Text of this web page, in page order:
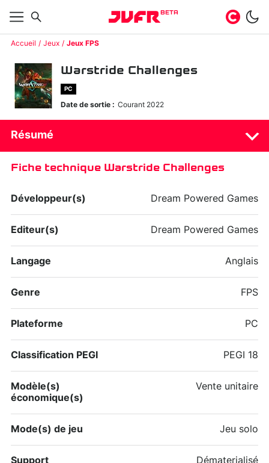
BETA
Accueil Jeux Jeux FPS
Warstride Challenges
PC
Date de sortie : Courant 2022
Résumé
Fiche technique Warstride Challenges
Développeur(s) Dream Powered Games
Editeur(s) Dream Powered Games
Langage Anglais
Genre FPS
Plateforme PC
Classification PEGI PEGI 18
Modèle(s)
économique(s)
Vente unitaire
Mode(s) de jeu Jeu solo
Support Dématerialisé